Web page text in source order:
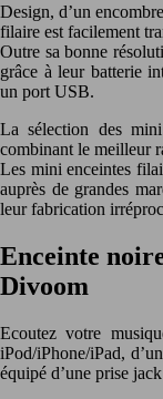
Design, d’un
filaire est facilement
Outre sa bonne
grâce à leur batterie
un port USB.
La sélection des
combinant le meilleur
Les mini enceintes
auprès de grandes
leur fabrication
Enceinte
Divoom
Ecoutez votre
iPod/iPhone/iPad,
équipé d’une prise